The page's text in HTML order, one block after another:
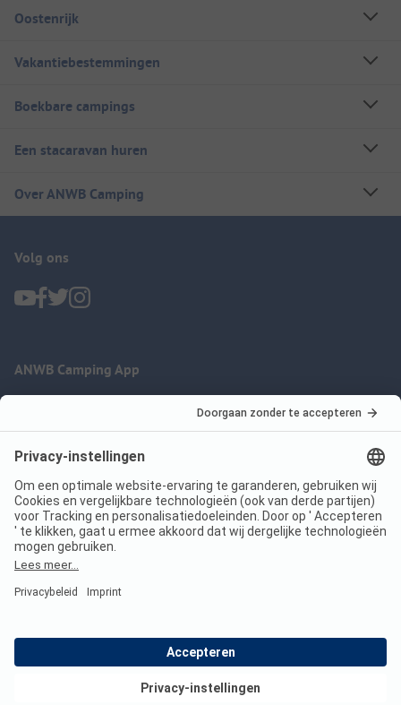
Oostenrijk
Vakantiebestemmingen
Boekbare campings
Een stacaravan huren
Over ANWB Camping
Volg ons
ANWB Camping App
Imprint
Jouw privacy
Voorwaarden
Wet digitale diensten